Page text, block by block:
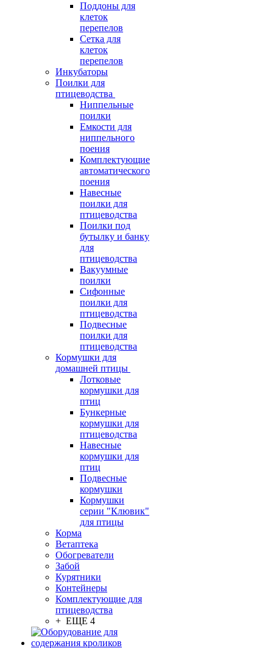
Поддоны для
клеток
перепелов
Сетка для
клеток
перепелов
Инкубаторы
Поилки для
птицеводства
Ниппельные
поилки
Емкости для
ниппельного
поения
Комплектующие
автоматического
поения
Навесные
поилки для
птицеводства
Поилки под
бутылку и банку
для
птицеводства
Вакуумные
поилки
Сифонные
поилки для
птицеводства
Подвесные
поилки для
птицеводства
Кормушки для
домашней птицы
Лотковые
кормушки для
птиц
Бункерные
кормушки для
птицеводства
Навесные
кормушки для
птиц
Подвесные
кормушки
Кормушки
серии "Клювик"
для птицы
Корма
Ветаптека
Обогреватели
Забой
Курятники
Контейнеры
Комплектующие для
птицеводства
+ ЕЩЕ 4